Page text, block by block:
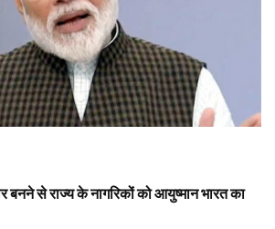
बनने से राज्य के नागरिकों को आयुष्मान भारत का